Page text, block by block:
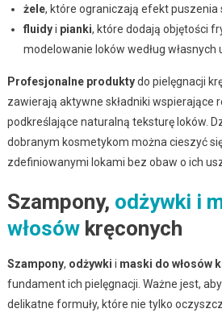
żele, które ograniczają efekt puszenia
fluidyi pianki, które dodają objętości
modelowanie loków według własnych
Profesjonalne produktydo pielęgnacji
zawierają aktywne składniki wspierające
podkreślające naturalną teksturę loków.
dobranym kosmetykom można cieszyć
zdefiniowanymi lokami bez obaw o ich
Szampony, odżywki i
włosówkręconych
Szampony, odżywki i maski do włosów
fundament ich pielęgnacji. Ważne jest,
delikatne formuły, które nie tylko